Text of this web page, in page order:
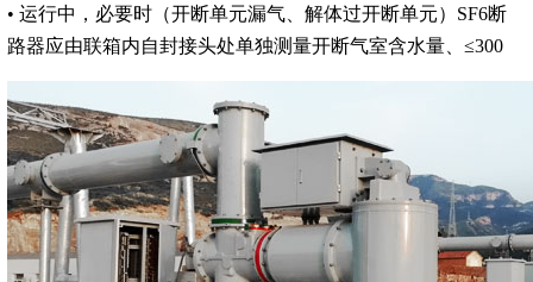
• 运行中，必要时（开断单元漏气、解体过开断单元）SF6断
路器应由联箱内自封接头处单独测量开断气室含水量、≤300